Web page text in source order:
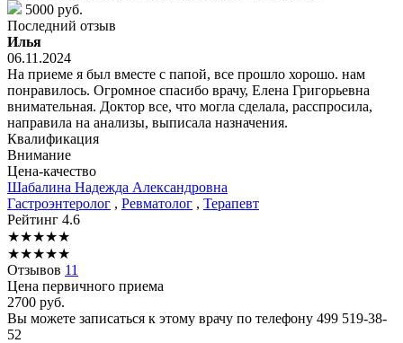
5000 руб.
Последний отзыв
Илья
06.11.2024
На приеме я был вместе с папой, все прошло хорошо. нам
понравилось. Огромное спасибо врачу, Елена Григорьевна
внимательная. Доктор все, что могла сделала, расспросила,
направила на анализы, выписала назначения.
Квалификация
Внимание
Цена-качество
Шабалина Надежда Александровна
Гастроэнтеролог , Ревматолог , Терапевт
Рейтинг 4.6
★★★★★
★★★★★
Отзывов 11
Цена первичного приема
2700 руб.
Вы можете записаться к этому врачу по телефону 499 519-38-
52